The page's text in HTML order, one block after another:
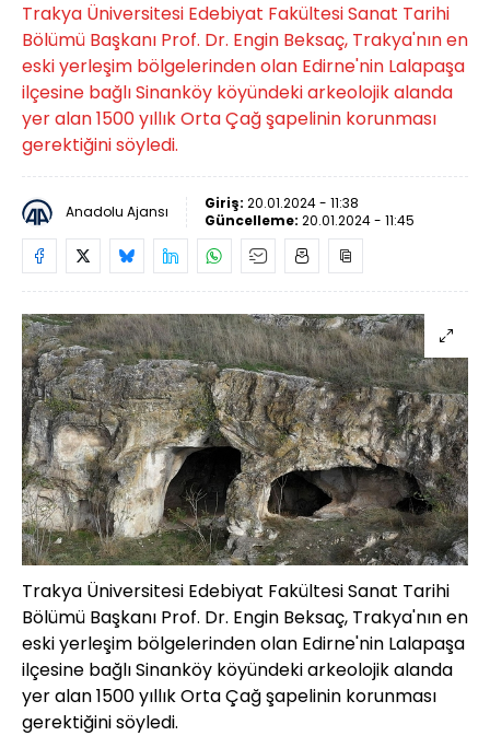
Trakya Üniversitesi Edebiyat Fakültesi Sanat Tarihi
Bölümü Başkanı Prof. Dr. Engin Beksaç, Trakya'nın en
eski yerleşim bölgelerinden olan Edirne'nin Lalapaşa
ilçesine bağlı Sinanköy köyündeki arkeolojik alanda
yer alan 1500 yıllık Orta Çağ şapelinin korunması
gerektiğini söyledi.
Anadolu Ajansı Giriş: 20.01.2024 - 11:38
Güncelleme: 20.01.2024 - 11:45
Trakya Üniversitesi Edebiyat Fakültesi Sanat Tarihi
Bölümü Başkanı Prof. Dr. Engin Beksaç, Trakya'nın en
eski yerleşim bölgelerinden olan Edirne'nin Lalapaşa
ilçesine bağlı Sinanköy köyündeki arkeolojik alanda
yer alan 1500 yıllık Orta Çağ şapelinin korunması
gerektiğini söyledi.